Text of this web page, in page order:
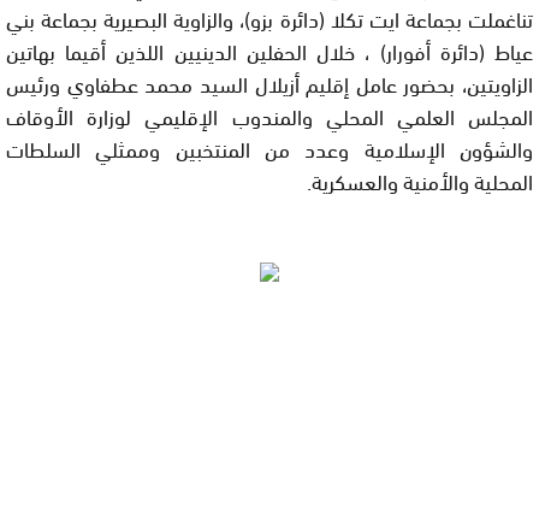
تناغملت بجماعة ايت تكلا (دائرة بزو)، والزاوية البصيرية بجماعة بني
عياط (دائرة أفورار) ، خلال الحفلين الدينيين اللذين أقيما بهاتين
الزاويتين، بحضور عامل إقليم أزيلال السيد محمد عطفاوي ورئيس
المجلس العلمي المحلي والمندوب الإقليمي لوزارة الأوقاف
والشؤون الإسلامية وعدد من المنتخبين وممثلي السلطات
المحلية والأمنية والعسكرية.